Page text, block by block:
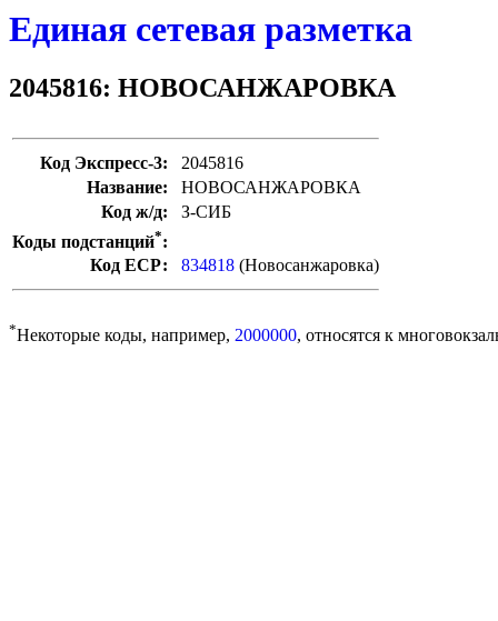
Единая сетевая разметка
2045816: НОВОСАНЖАРОВКА
Код Экспресс-3:
2045816
Название:
НОВОСАНЖАРОВКА
Код ж/д:
З-СИБ
Коды подстанций*:
Код ЕСР:
834818 (Новосанжаровка)
*Некоторые коды, например, 2000000, относятся к